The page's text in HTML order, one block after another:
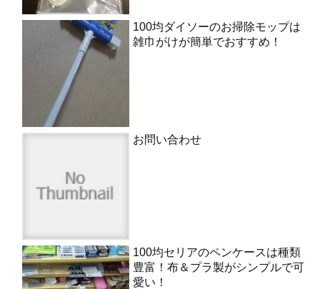
100均ダイソーのお掃除モップは
雑巾がけが簡単でおすすめ！
お問い合わせ
100均セリアのペンケースは種類
豊富！布＆プラ製がシンプルで可
愛い！